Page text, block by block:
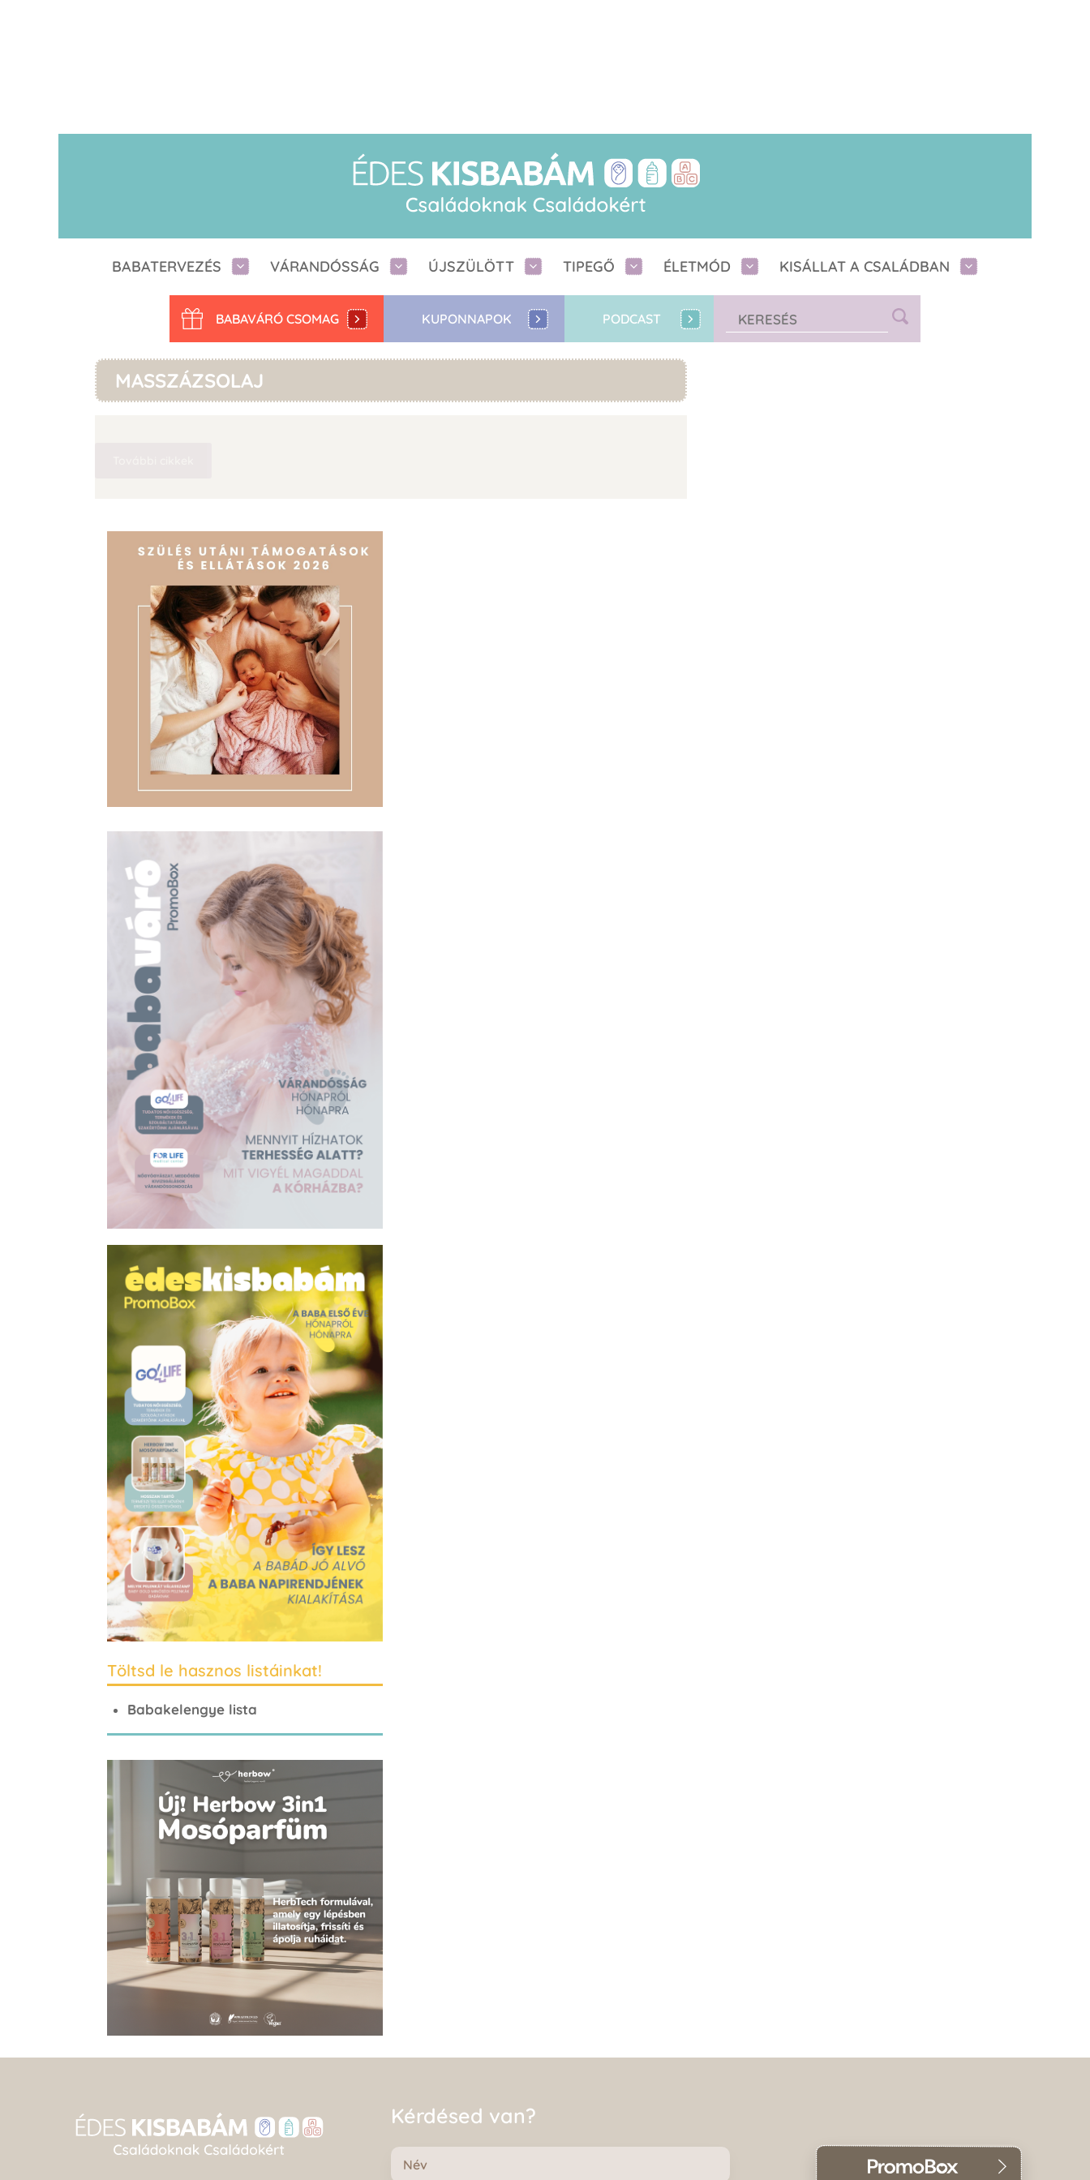
BABATERVEZÉS VÁRANDÓSSÁG ÚJSZÜLÖTT TIPEGŐ ÉLETMÓD KISÁLLAT A CSALÁDBAN
BABAVÁRÓ CSOMAG KUPONNAPOK PODCAST
MASSZÁZSOLAJ
Töltsd le hasznos listáinkat!
Babakelengye lista
Kérdésed van?
Név